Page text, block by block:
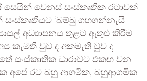
වෙනස් සංස්කෘතික රටාවක්
‘බම්බු ගහගන්නැයි
අධ්‍යාපනය තුළට ඇතුළු කිරීම
කැමති වුව ද අකමැති වුව ද
සංස්කෘතික ධාරාවට එකඟ වන
අපේ රට බහු ආගමික, බහුආගමික